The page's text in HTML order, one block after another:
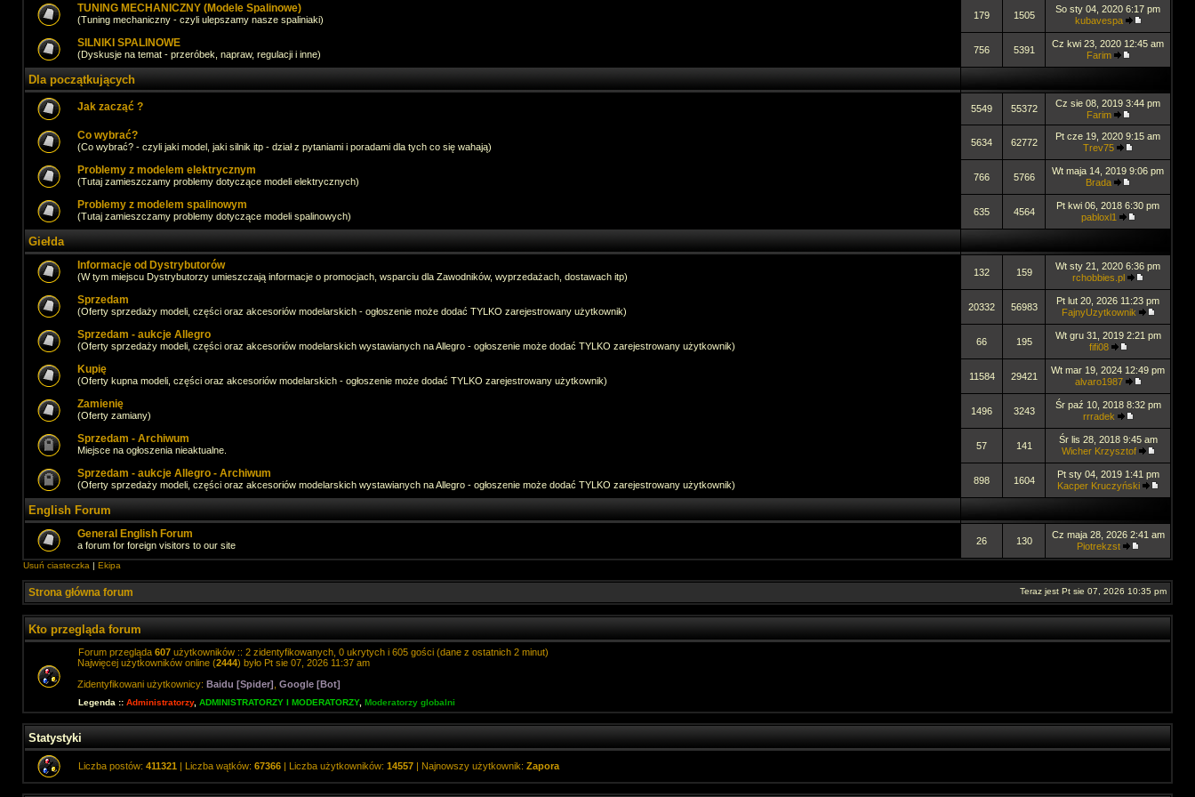
TUNING MECHANICZNY (Modele Spalinowe)
(Tuning mechaniczny - czyli ulepszamy nasze spaliniaki) 179 1505
So sty 04, 2020 6:17 pm
kubavespa
SILNIKI SPALINOWE
(Dyskusje na temat - przeróbek, napraw, regulacji i inne) 756 5391
Cz kwi 23, 2020 12:45 am
Farim
Dla początkujących
Jak zacząć ? 5549 55372
Cz sie 08, 2019 3:44 pm
Farim
Co wybrać?
(Co wybrać? - czyli jaki model, jaki silnik itp - dział z pytaniami i poradami dla tych co się wahają) 5634 62772
Pt cze 19, 2020 9:15 am
Trev75
Problemy z modelem elektrycznym
(Tutaj zamieszczamy problemy dotyczące modeli elektrycznych) 766 5766
Wt maja 14, 2019 9:06 pm
Brada
Problemy z modelem spalinowym
(Tutaj zamieszczamy problemy dotyczące modeli spalinowych) 635 4564
Pt kwi 06, 2018 6:30 pm
pabloxl1
Giełda
Informacje od Dystrybutorów
(W tym miejscu Dystrybutorzy umieszczają informacje o promocjach, wsparciu dla Zawodników, wyprzedażach, dostawach itp) 132 159
Wt sty 21, 2020 6:36 pm
rchobbies.pl
Sprzedam
(Oferty sprzedaży modeli, części oraz akcesoriów modelarskich - ogłoszenie może dodać TYLKO zarejestrowany użytkownik) 20332 56983
Pt lut 20, 2026 11:23 pm
FajnyUzytkownik
Sprzedam - aukcje Allegro
(Oferty sprzedaży modeli, części oraz akcesoriów modelarskich wystawianych na Allegro - ogłoszenie może dodać TYLKO zarejestrowany użytkownik) 66 195
Wt gru 31, 2019 2:21 pm
fifi08
Kupię
(Oferty kupna modeli, części oraz akcesoriów modelarskich - ogłoszenie może dodać TYLKO zarejestrowany użytkownik) 11584 29421
Wt mar 19, 2024 12:49 pm
alvaro1987
Zamienię
(Oferty zamiany) 1496 3243
Śr paź 10, 2018 8:32 pm
rrradek
Sprzedam - Archiwum
Miejsce na ogłoszenia nieaktualne. 57 141
Śr lis 28, 2018 9:45 am
Wicher Krzysztof
Sprzedam - aukcje Allegro - Archiwum
(Oferty sprzedaży modeli, części oraz akcesoriów modelarskich wystawianych na Allegro - ogłoszenie może dodać TYLKO zarejestrowany użytkownik) 898 1604
Pt sty 04, 2019 1:41 pm
Kacper Kruczyński
English Forum
General English Forum
a forum for foreign visitors to our site 26 130
Cz maja 28, 2026 2:41 am
Piotrekzst
Usuń ciasteczka | Ekipa
Strona główna forum Teraz jest Pt sie 07, 2026 10:35 pm
Kto przegląda forum
Forum przegląda 607 użytkowników :: 2 zidentyfikowanych, 0 ukrytych i 605 gości (dane z ostatnich 2 minut)
Najwięcej użytkowników online (2444) było Pt sie 07, 2026 11:37 am
Zidentyfikowani użytkownicy: Baidu [Spider] Google [Bot]
Legenda :: Administratorzy, ADMINISTRATORZY I MODERATORZY, Moderatorzy globalni
Statystyki
Liczba postów: 411321 | Liczba wątków: 67366 | Liczba użytkowników: 14557 | Najnowszy użytkownik: Zapora